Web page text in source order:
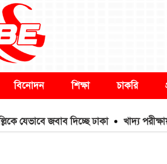
বিনোদন শিক্ষা চাকরি
জবাব দিচ্ছে ঢাকা খাদ্য পরীক্ষায় মিলল